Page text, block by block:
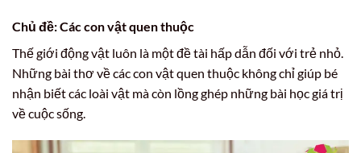
Chủ đề: Các con vật quen thuộc
Thế giới động vật luôn là một đề tài hấp dẫn đối với trẻ nhỏ.
Những bài thơ về các con vật quen thuộc không chỉ giúp bé
nhận biết các loài vật mà còn lồng ghép những bài học giá trị
về cuộc sống.